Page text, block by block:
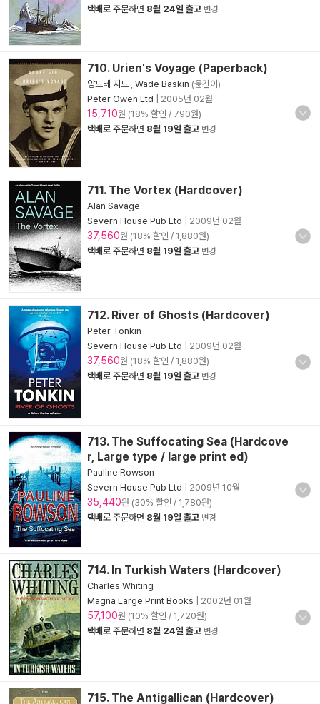
택배로 주문하면 8월 24일 출고 변경
710. Urien's Voyage (Paperback)
앙드레 지드 Wade Baskin (옮긴이)
Peter Owen Ltd
2005년 02월
15,710원 (18% 할인 / 790원)
택배로 주문하면 8월 19일 출고 변경
711. The Vortex (Hardcover)
Alan Savage
Severn House Pub Ltd
2009년 02월
37,560원 (18% 할인 / 1,880원)
택배로 주문하면 8월 19일 출고 변경
712. River of Ghosts (Hardcover)
Peter Tonkin
Severn House Pub Ltd
2009년 02월
37,560원 (18% 할인 / 1,880원)
택배로 주문하면 8월 19일 출고 변경
713. The Suffocating Sea (Hardcove
r, Large type / large print ed)
Pauline Rowson
Severn House Pub Ltd
2009년 10월
35,440원 (30% 할인 / 1,780원)
택배로 주문하면 8월 19일 출고 변경
714. In Turkish Waters (Hardcover)
Charles Whiting
Magna Large Print Books
2002년 01월
57,100원 (10% 할인 / 1,720원)
택배로 주문하면 8월 24일 출고 변경
715. The Antigallican (Hardcover)